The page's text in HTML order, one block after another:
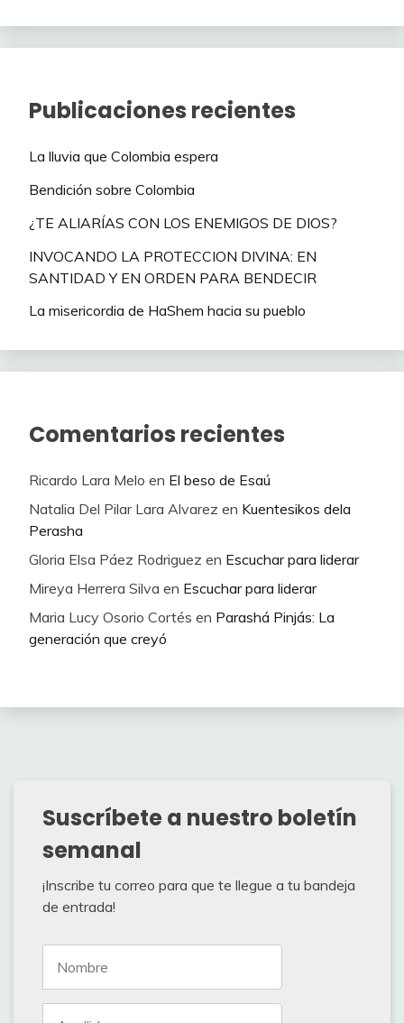
Publicaciones recientes
La lluvia que Colombia espera
Bendición sobre Colombia
¿TE ALIARÍAS CON LOS ENEMIGOS DE DIOS?
INVOCANDO LA PROTECCION DIVINA: EN
SANTIDAD Y EN ORDEN PARA BENDECIR
La misericordia de HaShem hacia su pueblo
Comentarios recientes
Ricardo Lara Melo en El beso de Esaú
Natalia Del Pilar Lara Alvarez en Kuentesikos dela
Perasha
Gloria Elsa Páez Rodriguez en Escuchar para liderar
Mireya Herrera Silva en Escuchar para liderar
Maria Lucy Osorio Cortés en Parashá Pinjás: La
generación que creyó
Suscríbete a nuestro boletín
semanal
¡Inscribe tu correo para que te llegue a tu bandeja
de entrada!